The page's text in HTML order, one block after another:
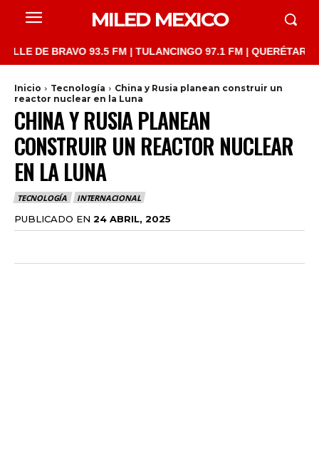
MILED MEXICO
BRAVO 93.5 FM | TULANCINGO 97.1 FM | QUERÉTARO
Inicio Tecnología
China y Rusia planean construir un
reactor nuclear en la Luna
CHINA Y RUSIA PLANEAN
CONSTRUIR UN REACTOR NUCLEAR
EN LA LUNA
TECNOLOGÍA INTERNACIONAL
PUBLICADO EN 24 ABRIL, 2025